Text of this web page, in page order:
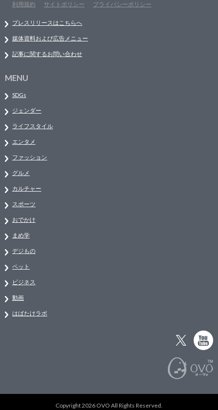
利用規約
サイトポリシー プライバシーポリシー
プレスリリースはこちらへ
媒体資料および広告メニュー
記事に関するお問い合わせ
MENU
SDGs
ジェンダー
ライフスタイル
エンタメ
ファッション
グルメ
カルチャー
スポーツ
おでかけ
まめ学
デジもの
ペット
ビジネス
動画
はばたけラボ
Copyright 2026 OVO All Rights Reserved.